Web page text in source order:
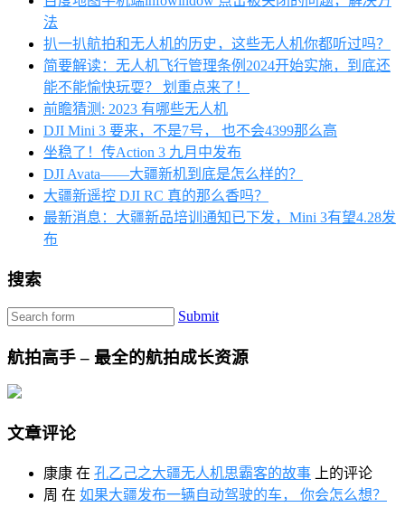
法
扒一扒航拍和无人机的历史，这些无人机你都听过吗？
简要解读：无人机飞行管理条例2024开始实施，到底还
能不能愉快玩耍？ 划重点来了！
前瞻猜测: 2023 有哪些无人机
DJI Mini 3 要来，不是7号， 也不会4399那么高
坐稳了！传Action 3 九月中发布
DJI Avata——大疆新机到底是怎么样的？
大疆新遥控 DJI RC 真的那么香吗？
最新消息：大疆新品培训通知已下发，Mini 3有望4.28发
布
搜索
Submit
航拍高手 – 最全的航拍成长资源
文章评论
康康 在 孔乙己之大疆无人机思霸客的故事 上的评论
周 在 如果大疆发布一辆自动驾驶的车， 你会怎么想？